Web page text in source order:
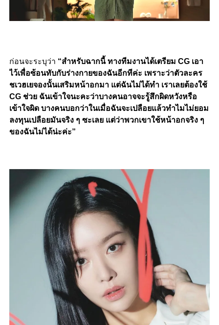
ก่อนจะระบุว่า “สำหรับฉากนี้ ทางทีมงานได้เตรียม CG เอา
ไว้เพื่อซ้อนทับกับร่างกายของฉันอีกทีค่ะ เพราะว่าตัวละคร
ชเวฮเยจองนั้นเสริมหน้าอกมา แต่ฉันไม่ได้ทำ เราเลยต้องใช้
CG ช่วย ฉันเข้าใจนะคะว่าบางคนอาจจะรู้สึกผิดหวังหรือ
เข้าใจผิด บางคนบอกว่าในเมื่อฉันจะเปลือยแล้วทำไมไม่ยอม
ลงทุนเปลือยมันจริง ๆ ซะเลย แต่ว่าพวกเขาใช้หน้าอกจริง ๆ
ของฉันไม่ได้น่ะค่ะ”